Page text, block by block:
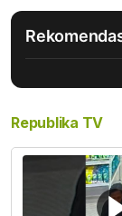
Republika TV